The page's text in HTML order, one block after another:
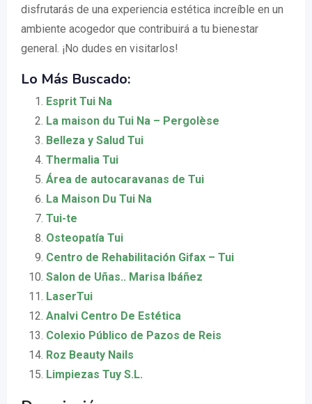
disfrutarás de una experiencia estética increíble en un
ambiente acogedor que contribuirá a tu bienestar
general. ¡No dudes en visitarlos!
Lo Más Buscado:
Esprit Tui Na
La maison du Tui Na – Pergolèse
Belleza y Salud Tui
Thermalia Tui
Área de autocaravanas de Tui
La Maison Du Tui Na
Tui-te
Osteopatía Tui
Centro de Rehabilitación Gifax – Tui
Salon de Uñas.. Marisa Ibáñez
LaserTui
Analvi Centro De Estética
Colexio Público de Pazos de Reis
Roz Beauty Nails
Limpiezas Tuy S.L.